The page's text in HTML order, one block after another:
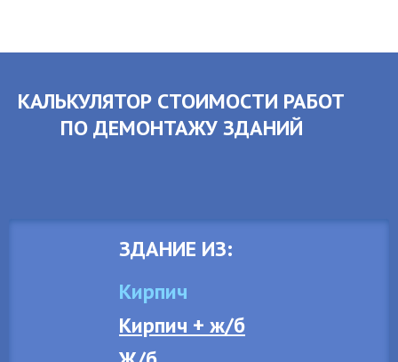
КАЛЬКУЛЯТОР СТОИМОСТИ РАБОТ
ПО ДЕМОНТАЖУ ЗДАНИЙ
ЗДАНИЕ ИЗ:
Кирпич
Кирпич + ж/б